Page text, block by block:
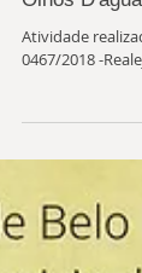
Olhos
0467/2018 -